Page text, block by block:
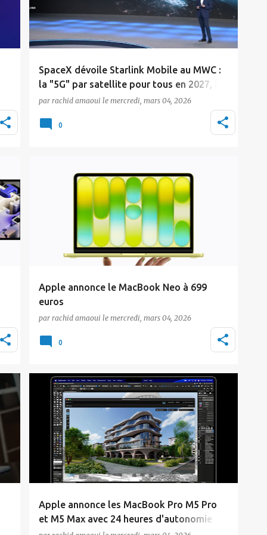
SpaceX dévoile Starlink Mobile au MWC :
la "5G" par satellite pour tous en 2027, le
Maroc attend toujours
SpaceX a profité du Mobile World Congress
par rachid amaoui le mercredi, mars 04, 2026
0
Apple annonce le MacBook Neo à 699
euros
MacBook Neo, son portable le plus abordable
par rachid amaoui le mercredi, mars 04, 2026
Apple
0
Apple annonce les MacBook Pro M5 Pro
et M5 Max avec 24 heures d'autonomie
Actualité Apple